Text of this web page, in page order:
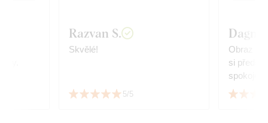
Razvan S.
Skvělé!
5/5
Obraz
si